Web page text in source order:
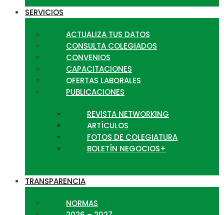
SERVICIOS
ACTUALIZA TUS DATOS
CONSULTA COLEGIADOS
CONVENIOS
CAPACITACIONES
OFERTAS LABORALES
PUBLICACIONES
REVISTA NETWORKING
ARTÍCULOS
FOTOS DE COLEGIATURA
BOLETÍN NEGOCIOS+
TRANSPARENCIA
NORMAS